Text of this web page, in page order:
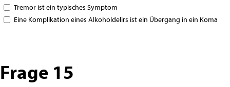
Tremor ist ein typisches Symptom
Eine Komplikation eines Alkoholdelirs ist ein Übergang in ein Koma
Frage 15